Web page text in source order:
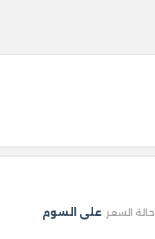
حالة السعر على السوم